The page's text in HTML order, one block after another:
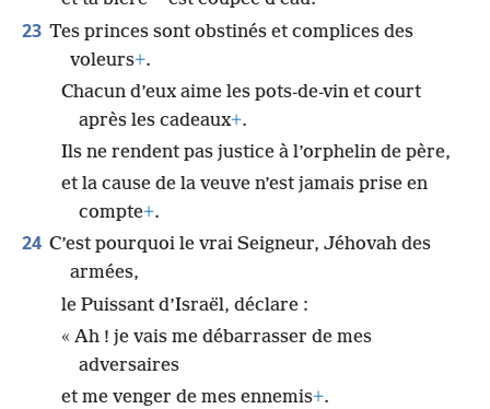
23 Tes princes sont obstinés et complices des
voleurs+.
Chacun d’eux aime les pots-de-vin et court
après les cadeaux+.
Ils ne rendent pas justice à l’orphelin de père,
et la cause de la veuve n’est jamais prise en
compte+.
24 C’est pourquoi le vrai Seigneur, Jéhovah des
armées,
le Puissant d’Israël, déclare :
« Ah ! je vais me débarrasser de mes
adversaires
et me venger de mes ennemis+.